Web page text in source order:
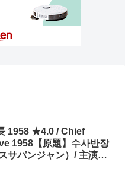
1958 ★4.0 / Chief
1958【原題】수사반장
サパンジャン）/ 主演：